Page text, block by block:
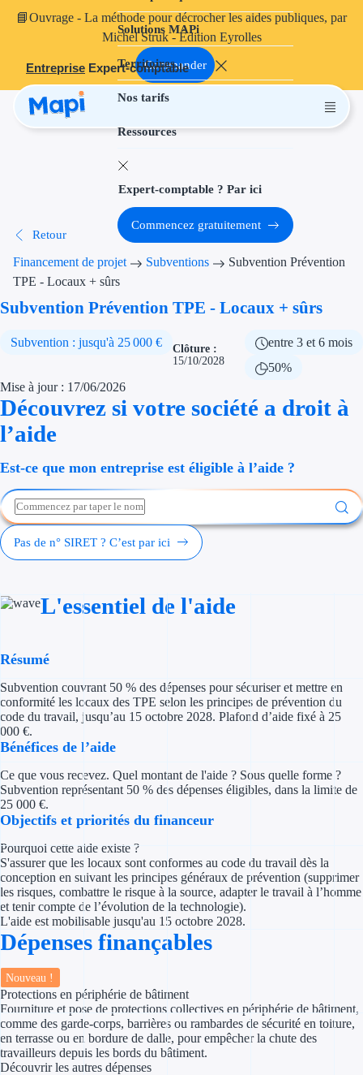
📘Ouvrage - La méthode pour décrocher les aides publiques, par
Michel Struk - Édition Eyrolles
Commander
Entreprise Expert-comptable
Solutions MAPi
Territoires
Nos tarifs
Ressources
Projets finançables
Aides à
Aides
Thématiques
Financement
Transition
Aides RSE
Création
Cession
Subventions
Réduction
Aides Fiscales et
Prêts publics
Expert-comptable ? Par ici
Commencez gratuitement
Retour
Financement de projet Subventions
Subvention Prévention
TPE - Locaux + sûrs
Subvention Prévention TPE - Locaux + sûrs
Subvention : jusqu'à 25 000 €
Clôture :
15/10/2028
entre 3 et 6 mois
50%
Mise à jour : 17/06/2026
Découvrez si votre société a droit à
l’aide
Est-ce que mon entreprise est éligible à l’aide ?
Pas de n° SIRET ? C’est par ici
L'essentiel de l'aide
Résumé
Subvention couvrant 50 % des dépenses pour sécuriser et mettre en
conformité les locaux des TPE selon les principes de prévention du
code du travail, jusqu’au 15 octobre 2028. Plafond d’aide fixé à 25
000 €.
Bénéfices de l’aide
Ce que vous recevez. Quel montant de l'aide ? Sous quelle forme ?
Subvention représentant 50 % des dépenses éligibles, dans la limite de
25 000 €.
Objectifs et priorités du financeur
Pourquoi cette aide existe ?
S'assurer que les locaux sont conformes au code du travail dès la
conception en suivant les principes généraux de prévention (supprimer
les risques, combattre le risque à la source, adapter le travail à l’homme
et tenir compte de l’évolution de la technologie).
L'aide est mobilisable jusqu'au 15 octobre 2028.
Dépenses finançables
Nouveau !
Protections en périphérie de bâtiment
Fourniture et pose de protections collectives en périphérie de bâtiment,
comme des garde-corps, barrières ou rambardes de sécurité en toiture,
en terrasse ou en bordure de dalle, pour empêcher la chute des
travailleurs depuis les bords du bâtiment.
Découvrir les autres dépenses